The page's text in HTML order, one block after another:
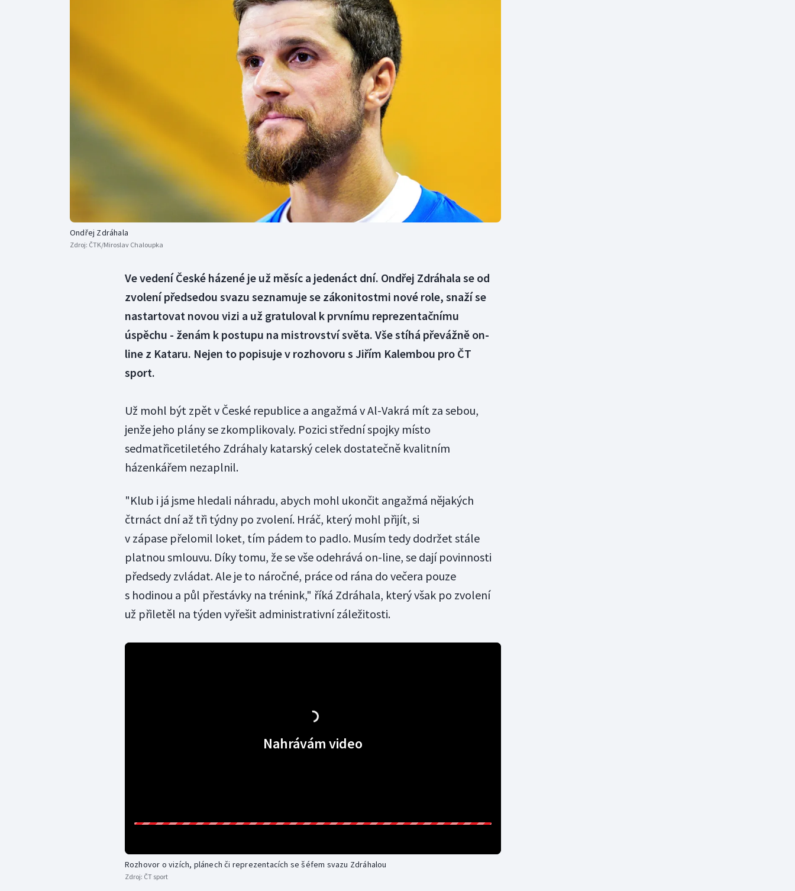
Moderní pětiboj
Motorsport
Olympijské hry
Parasport
Plavání
Plážový volejbal
Ondřej Zdráhala
Zdroj: ČTK/Miroslav Chaloupka
Ve vedení České házené je už měsíc a jedenáct dní. Ondřej Zdráhala se od
zvolení předsedou svazu seznamuje se zákonitostmi nové role, snaží se
nastartovat novou vizi a už gratuloval k prvnímu reprezentačnímu
úspěchu - ženám k postupu na mistrovství světa. Vše stíhá převážně on-
line z Kataru. Nejen to popisuje v rozhovoru s Jiřím Kalembou pro ČT
sport.
Už mohl být zpět v České republice a angažmá v Al-Vakrá mít za sebou,
jenže jeho plány se zkomplikovaly. Pozici střední spojky místo
sedmatřicetiletého Zdráhaly katarský celek dostatečně kvalitním
házenkářem nezaplnil.
"Klub i já jsme hledali náhradu, abych mohl ukončit angažmá nějakých
čtrnáct dní až tři týdny po zvolení. Hráč, který mohl přijít, si
v zápase přelomil loket, tím pádem to padlo. Musím tedy dodržet stále
platnou smlouvu. Díky tomu, že se vše odehrává on-line, se dají povinnosti
předsedy zvládat. Ale je to náročné, práce od rána do večera pouze
s hodinou a půl přestávky na trénink," říká Zdráhala, který však po zvolení
už přiletěl na týden vyřešit administrativní záležitosti.
Nahrávám video
Rozhovor o vizích, plánech či reprezentacích se šéfem svazu Zdráhalou
Zdroj: ČT sport